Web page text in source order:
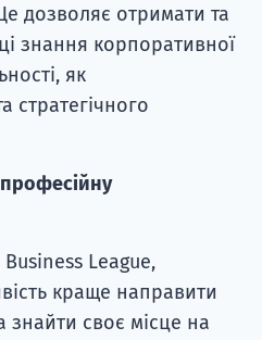
дозволяє отримати та
знання корпоративної
як
стратегічного
League,
краще направити
знайти своє місце на